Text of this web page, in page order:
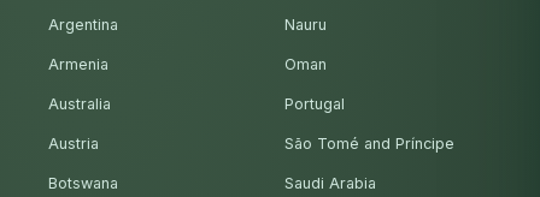
Argentina
Armenia
Australia
Austria
Botswana
Nauru
Oman
Portugal
São Tomé and Príncipe
Saudi Arabia